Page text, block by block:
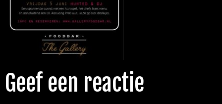
Geef een reactie